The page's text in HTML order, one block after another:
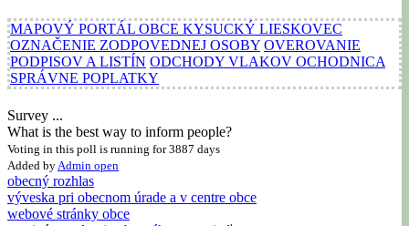
MAPOVÝ PORTÁL OBCE KYSUCKÝ LIESKOVEC
OZNAČENIE ZODPOVEDNEJ OSOBY OVEROVANIE
PODPISOV A LISTÍN ODCHODY VLAKOV OCHODNICA
SPRÁVNE POPLATKY
Survey ...
What is the best way to inform people?
Voting in this poll is running for 3887 days
Added by Admin open
obecný rozhlas
výveska pri obecnom úrade a v centre obce
webové stránky obce